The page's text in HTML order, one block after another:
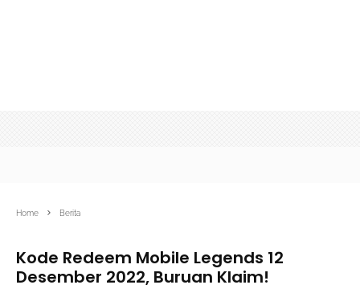
Home Berita
Kode Redeem Mobile Legends 12
Desember 2022, Buruan Klaim!